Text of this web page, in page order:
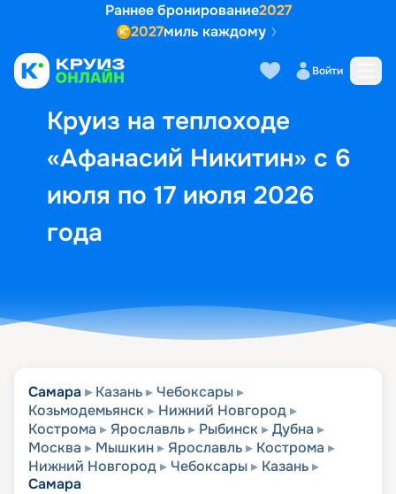
Раннее бронирование2027
2027миль каждому
Войти
Круиз на теплоходе
«Афанасий Никитин» с 6
июля по 17 июля 2026
года
Выбор кают Маршрут и
Самара Казань
Чебоксары
Козьмодемьянск
Нижний Новгород
Кострома
Ярославль Рыбинск
Дубна
Москва
Мышкин Ярославль
Кострома
Нижний Новгород
Чебоксары
Казань
Самара